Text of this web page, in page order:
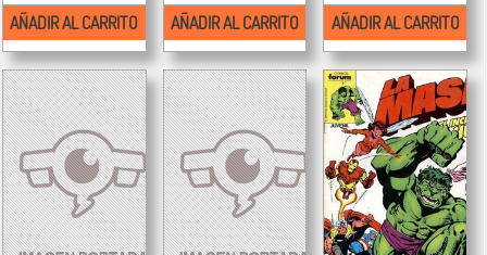
AÑADIR AL CARRITO AÑADIR AL CARRITO AÑADIR AL CARRITO